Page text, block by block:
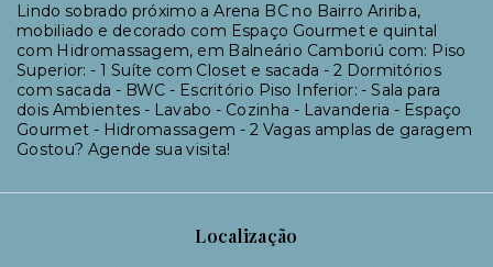
Lindo sobrado próximo a Arena BC no Bairro Aririba,
mobiliado e decorado com Espaço Gourmet e quintal
com Hidromassagem, em Balneário Camboriú com: Piso
Superior: - 1 Suíte com Closet e sacada - 2 Dormitórios
com sacada - BWC - Escritório Piso Inferior: - Sala para
dois Ambientes - Lavabo - Cozinha - Lavanderia - Espaço
Gourmet - Hidromassagem - 2 Vagas amplas de garagem
Gostou? Agende sua visita!
Localização